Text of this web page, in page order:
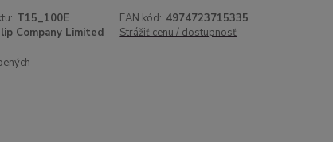
T15_100E EAN kód: 4974723715335
Company Limited Strážiť cenu / dostupnosť